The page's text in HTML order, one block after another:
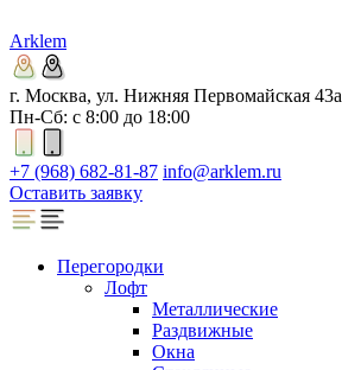
Arklem
г. Москва, ул. Нижняя Первомайская 43а
Пн-Сб: с 8:00 до 18:00
+7 (968) 682-81-87 info@arklem.ru
Оставить заявку
Перегородки
Лофт
Металлические
Раздвижные
Окна